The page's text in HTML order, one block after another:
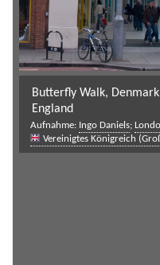
Butterfly Walk,
England
Aufnahme: Ingo Daniels;
Vereinigtes Königreich